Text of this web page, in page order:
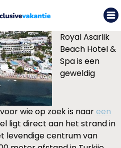
Royal Asarlik
Beach Hotel &
Spa is een
geweldig
wie op zoek is naareen
ligt direct aan het strand in
levendige centrum van